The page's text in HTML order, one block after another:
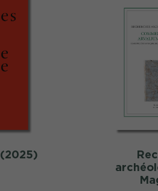
(2025)